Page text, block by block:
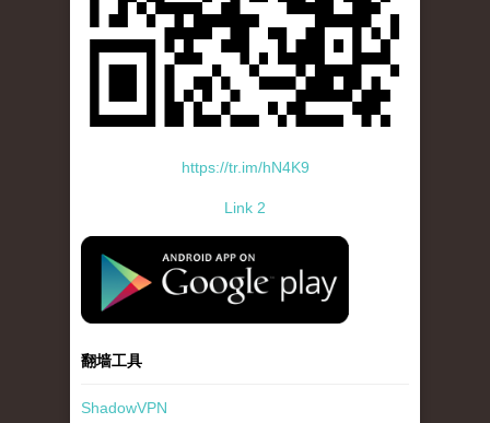
https://tr.im/hN4K9
Link 2
standard-icon-googleplay-app-store.png
翻墙工具
ShadowVPN